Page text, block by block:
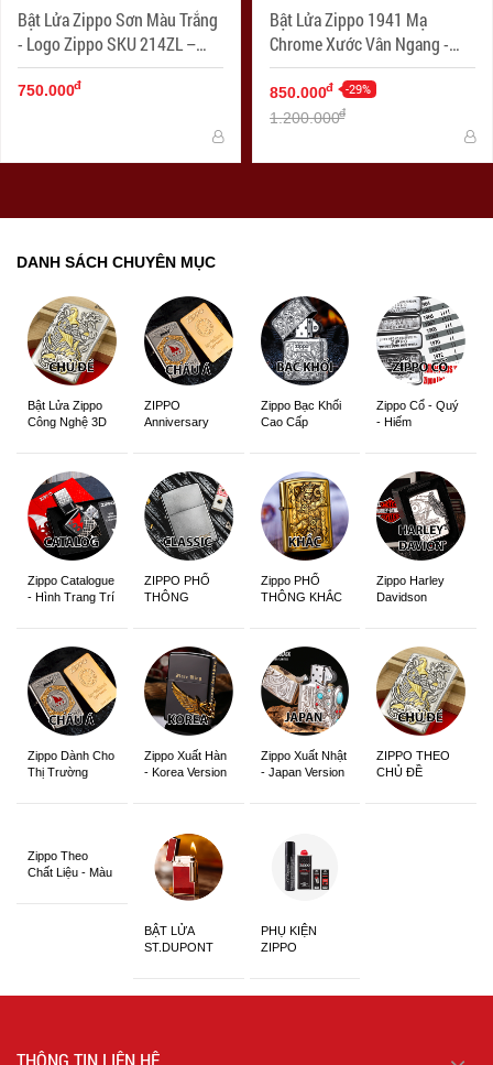
Bật Lửa Zippo Sơn Màu Trắng
- Logo Zippo SKU 214ZL –
Zippo White Matte With Logo
750.000đ
Bật Lửa Zippo 1941 Mạ
Chrome Xước Vân Ngang -
SKU 1941 – Zippo Replica
1941 Brushed Chrome
850.000đ -29%
1.200.000đ
DANH SÁCH CHUYÊN MỤC
Bật Lửa Zippo
Công Nghệ 3D
ZIPPO
Anniversary
Zippo Bạc Khối
Cao Cấp
Zippo Cổ - Quý
- Hiếm
Zippo Catalogue
- Hình Trang Trí
ZIPPO PHỔ
THÔNG
Zippo PHỔ
THÔNG KHẮC
Zippo Harley
Davidson
Zippo Dành Cho
Thị Trường
Zippo Xuất Hàn
- Korea Version
Zippo Xuất Nhật
- Japan Version
ZIPPO THEO
CHỦ ĐỀ
Zippo Theo
Chất Liệu - Màu
BẬT LỬA
ST.DUPONT
PHỤ KIỆN
ZIPPO
THÔNG TIN LIÊN HỆ